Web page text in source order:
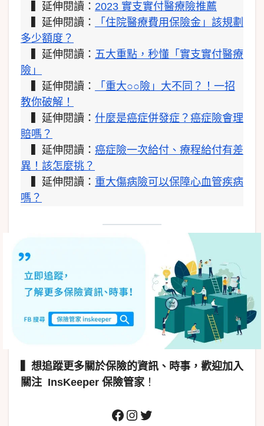
▍延伸閱讀： 2023 實支實付醫療險推薦
▍延伸閱讀：
「住院醫療費用保險金」該規劃
多少額度？
▍延伸閱讀： 五大重點，秒懂「實支實付醫療
險」
▍延伸閱讀：
「重大○○險」大不同？！一招
教你破解！
▍延伸閱讀： 什麼是癌症併發症？癌症險會理
賠嗎？
▍延伸閱讀： 癌症險一次給付、療程給付有差
異！該怎麼挑？
▍延伸閱讀： 重大傷病險可以保障心血管疾病
嗎？
想追蹤更多關於保險的資訊、時事，歡迎加入
關注 InsKeeper 保險管家！